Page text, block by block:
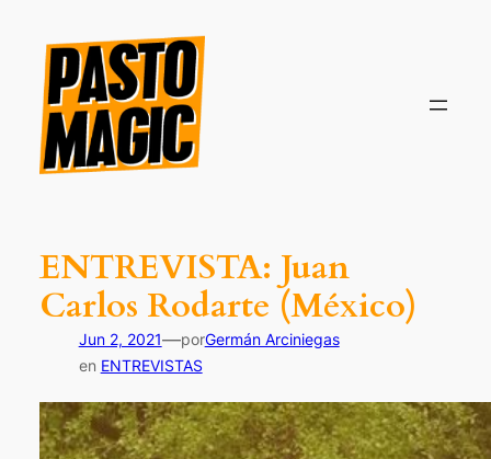
contenido
ENTREVISTA: Juan
Carlos Rodarte (México)
Jun 2, 2021—porGermán Arciniegas
en ENTREVISTAS